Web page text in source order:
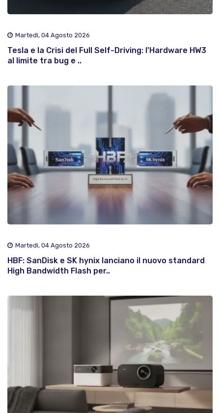
Martedì, 04 Agosto 2026
Tesla e la Crisi del Full Self-Driving: l'Hardware HW3
al limite tra bug e ..
Martedì, 04 Agosto 2026
HBF: SanDisk e SK hynix lanciano il nuovo standard
High Bandwidth Flash per..